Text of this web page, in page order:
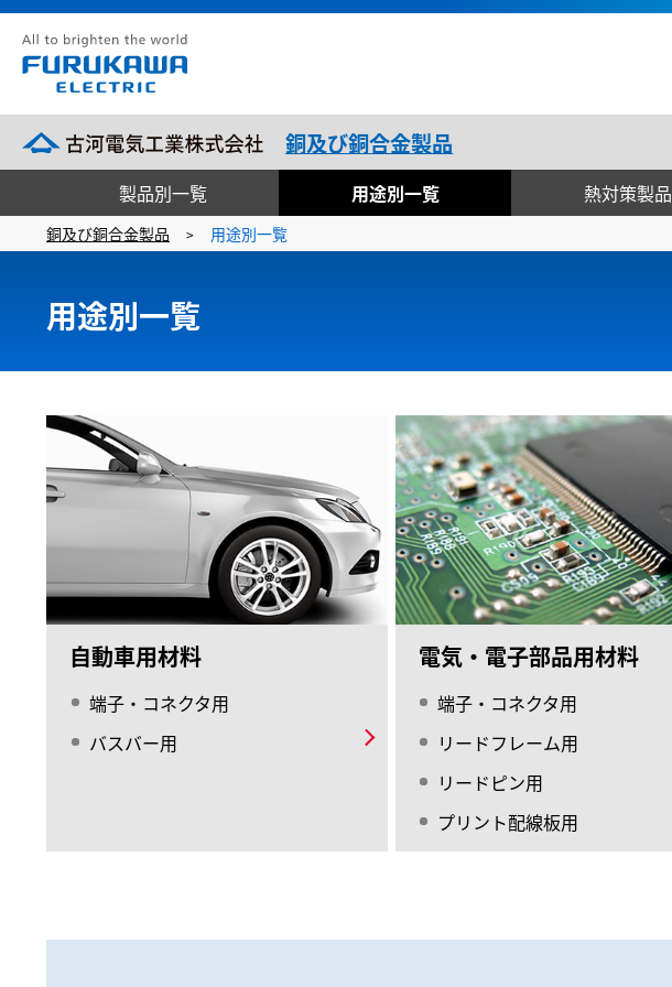
銅及び銅合金製品
製品別一覧 用途別一覧 熱対策製品
銅及び銅合金製品 > 用途別一覧
用途別一覧
自動車用材料
端子・コネクタ用
バスバー用
電気・電子部品用材料
端子・コネクタ用
リードフレーム用
リードピン用
プリント配線板用